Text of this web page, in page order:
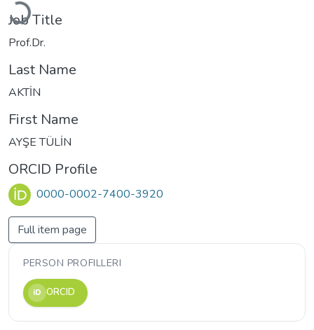
Loading...
Job Title
Prof.Dr.
Last Name
AKTİN
First Name
AYŞE TÜLİN
ORCID Profile
0000-0002-7400-3920
Full item page
PERSON PROFILLERI
iD ORCID